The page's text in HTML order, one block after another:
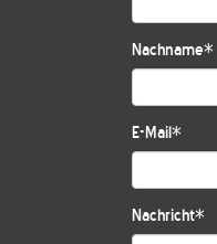
Nachname*
E-Mail*
Nachricht*